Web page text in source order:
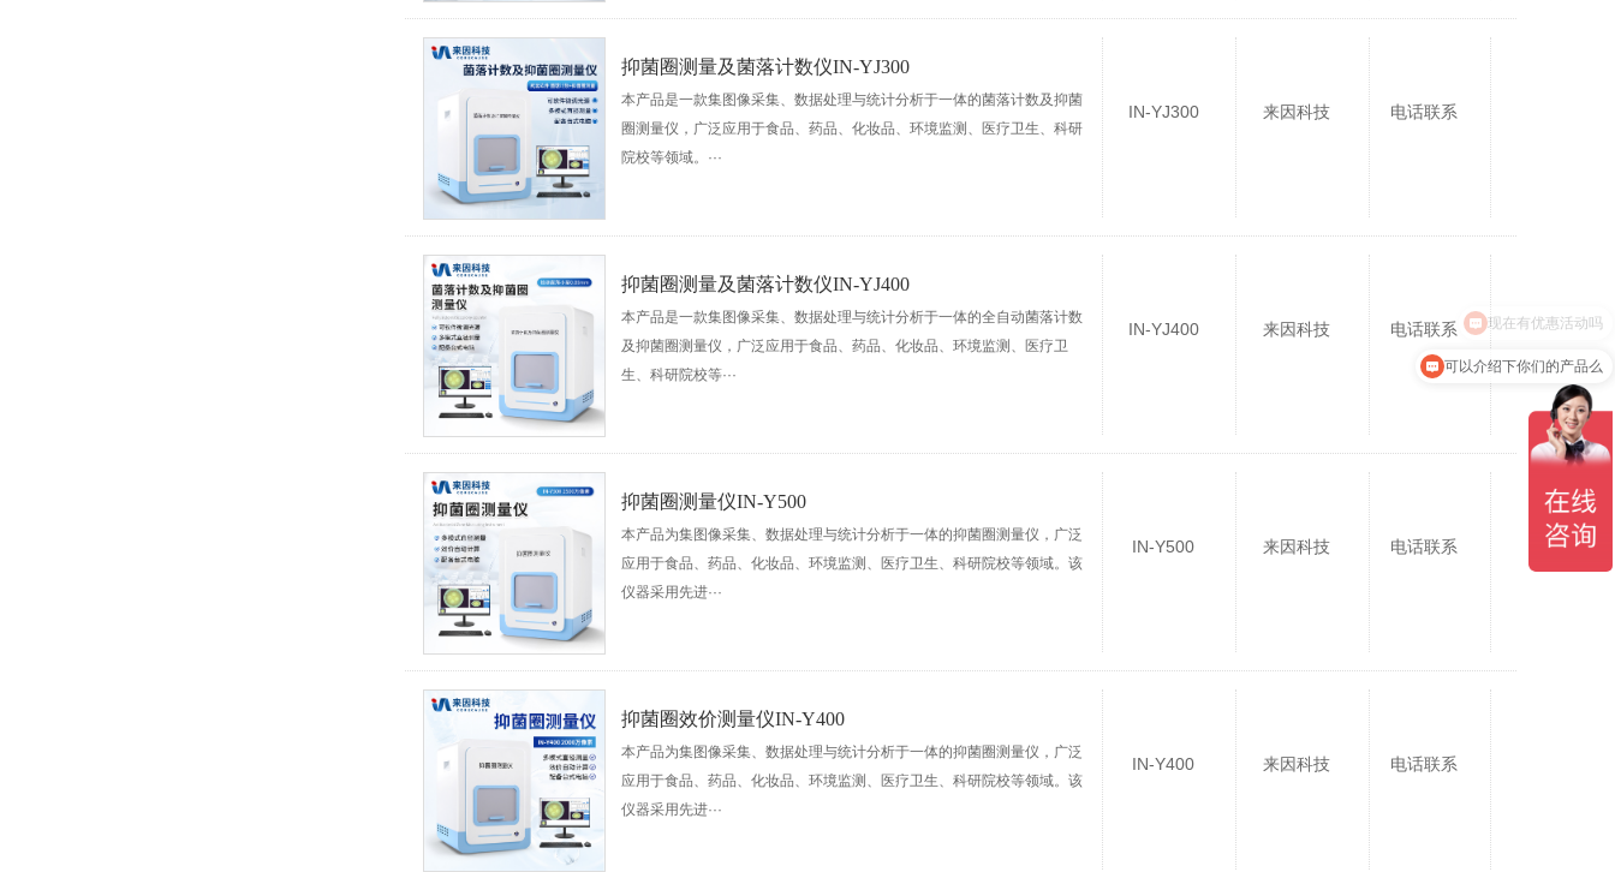
抑菌圈测量及菌落计数仪IN-YJ300
本产品是一款集图像采集、数据处理与统计分析于一体的菌落计数及抑菌
圈测量仪，广泛应用于食品、药品、化妆品、环境监测、医疗卫生、科研
院校等领域。···
IN-YJ300 来因科技 电话联系
抑菌圈测量及菌落计数仪IN-YJ400
本产品是一款集图像采集、数据处理与统计分析于一体的全自动菌落计数
及抑菌圈测量仪，广泛应用于食品、药品、化妆品、环境监测、医疗卫
生、科研院校等···
IN-YJ400 来因科技 电话联系
抑菌圈测量仪IN-Y500
本产品为集图像采集、数据处理与统计分析于一体的抑菌圈测量仪，广泛
应用于食品、药品、化妆品、环境监测、医疗卫生、科研院校等领域。该
仪器采用先进···
IN-Y500 来因科技 电话联系
抑菌圈效价测量仪IN-Y400
本产品为集图像采集、数据处理与统计分析于一体的抑菌圈测量仪，广泛
应用于食品、药品、化妆品、环境监测、医疗卫生、科研院校等领域。该
仪器采用先进···
IN-Y400 来因科技 电话联系
可以介绍下你们的产品么